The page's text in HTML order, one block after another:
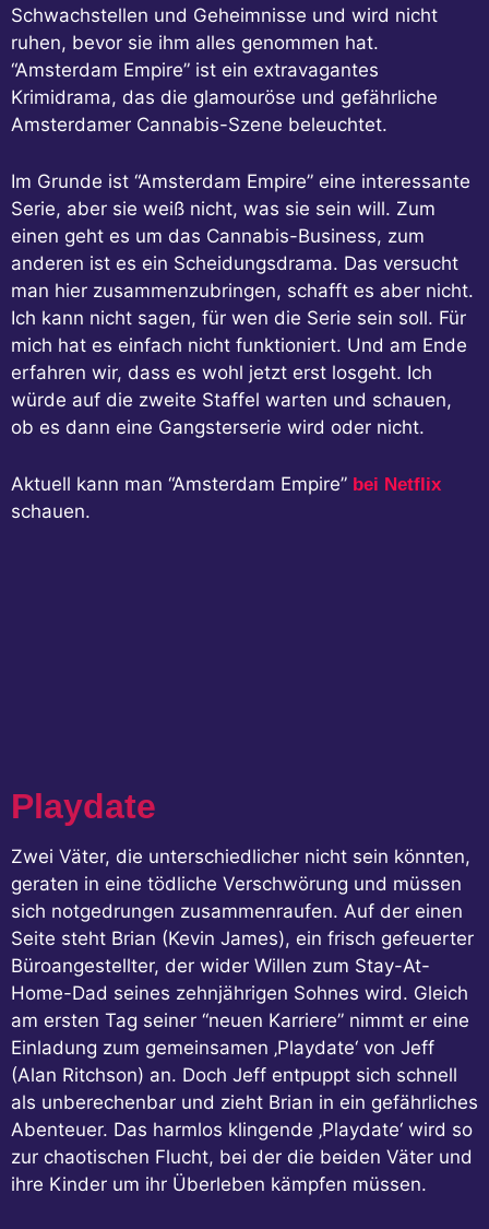
Schwachstellen und Geheimnisse und wird nicht
ruhen, bevor sie ihm alles genommen hat.
“Amsterdam Empire” ist ein extravagantes
Krimidrama, das die glamouröse und gefährliche
Amsterdamer Cannabis-Szene beleuchtet.
Im Grunde ist “Amsterdam Empire” eine interessante
Serie, aber sie weiß nicht, was sie sein will. Zum
einen geht es um das Cannabis-Business, zum
anderen ist es ein Scheidungsdrama. Das versucht
man hier zusammenzubringen, schafft es aber nicht.
Ich kann nicht sagen, für wen die Serie sein soll. Für
mich hat es einfach nicht funktioniert. Und am Ende
erfahren wir, dass es wohl jetzt erst losgeht. Ich
würde auf die zweite Staffel warten und schauen,
ob es dann eine Gangsterserie wird oder nicht.
Aktuell kann man “Amsterdam Empire” bei Netflix
schauen.
Playdate
Zwei Väter, die unterschiedlicher nicht sein könnten,
geraten in eine tödliche Verschwörung und müssen
sich notgedrungen zusammenraufen. Auf der einen
Seite steht Brian (Kevin James), ein frisch gefeuerter
Büroangestellter, der wider Willen zum Stay-At-
Home-Dad seines zehnjährigen Sohnes wird. Gleich
am ersten Tag seiner “neuen Karriere” nimmt er eine
Einladung zum gemeinsamen ‚Playdate‘ von Jeff
(Alan Ritchson) an. Doch Jeff entpuppt sich schnell
als unberechenbar und zieht Brian in ein gefährliches
Abenteuer. Das harmlos klingende ‚Playdate‘ wird so
zur chaotischen Flucht, bei der die beiden Väter und
ihre Kinder um ihr Überleben kämpfen müssen.